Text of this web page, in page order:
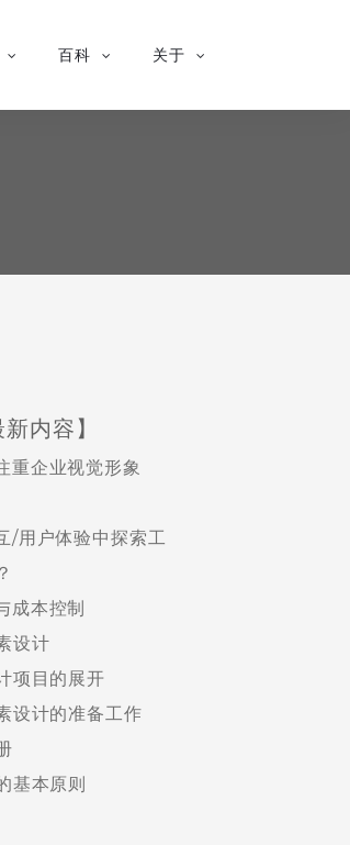
百科 关于
新内容】
重企业视觉形象
/用户体验中探索工
成本控制
设计
项目的展开
设计的准备工作
基本原则